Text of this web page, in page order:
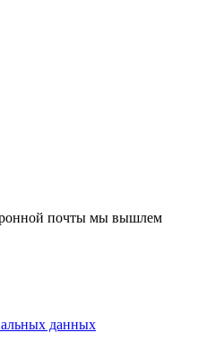
почты мы вышлем
данных